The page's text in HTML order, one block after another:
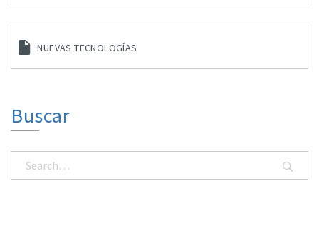
NUEVAS TECNOLOGÍAS
Buscar